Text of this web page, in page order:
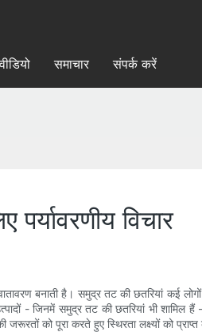
समाचार संपर्क करें
विचार
बनाती है। समुद्र तट की छतरियां कई
- जिनमें समुद्र तट की छतरियां भी
जरूरतों को पूरा करते हुए स्थिरता लक्ष्यों को